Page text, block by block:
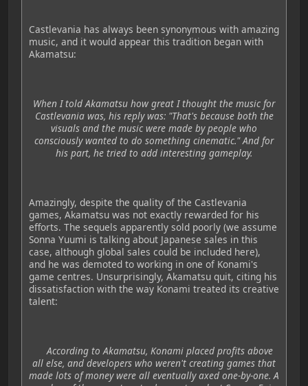
Castlevania has always been synonymous with amazing
music, and it would appear this tradition began with
Akamatsu:
When I told Akamatsu how great I thought the music for
Castlevania was, his reply was: "That's because both the
visuals and the music were made by people who
consciously wanted to do something cinematic." And for
his part, he tried to add interesting gameplay.
Amazingly, despite the quality of the Castlevania
games, Akamatsu was not exactly rewarded for his
efforts. The sequels apparently sold poorly (we assume
Sonna Yuumi is talking about Japanese sales in this
case, although global sales could be included here),
and he was demoted to working in one of Konami's
game centres. Unsurprisingly, Akamatsu quit, citing his
dissatisfaction with the way Konami treated its creative
talent:
According to Akamatsu, Konami placed profits above
all else, and developers who weren't creating games that
made lots of money were all eventually axed one-by-one. A